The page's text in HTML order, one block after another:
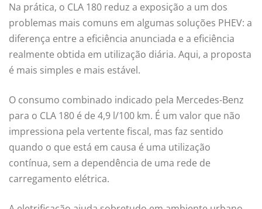
Na prática, o CLA 180 reduz a exposição a um dos
problemas mais comuns em algumas soluções PHEV: a
diferença entre a eficiência anunciada e a eficiência
realmente obtida em utilização diária. Aqui, a proposta
é mais simples e mais estável.
O consumo combinado indicado pela Mercedes-Benz
para o CLA 180 é de 4,9 l/100 km. É um valor que não
impressiona pela vertente fiscal, mas faz sentido
quando o que está em causa é uma utilização
contínua, sem a dependência de uma rede de
carregamento elétrica.